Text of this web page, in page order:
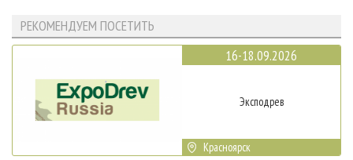
РЕКОМЕНДУЕМ ПОСЕТИТЬ
16-18.09.2026
Эксподрев
Красноярск